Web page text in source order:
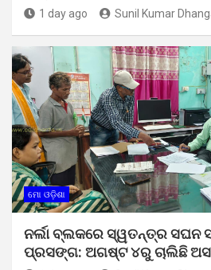
1 day ago Sunil Kumar
ମୋ ଓଡ଼ିଶା
ନର୍ଲା ବ୍ଲକରେ ସ୍ୱତନ୍ତ୍ର ସଘନ
ପ୍ରସଙ୍ଗ: ଅଗଷ୍ଟ ୪ରୁ ଚାଲିଛି